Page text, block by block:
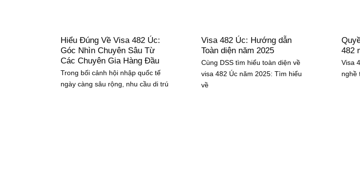
Hiểu Đúng Về Visa 482 Úc:
Góc Nhìn Chuyên Sâu Từ
Các Chuyên Gia Hàng Đầu
Trong bối cảnh hội nhập quốc tế
ngày càng sâu rộng, nhu cầu di trú
Visa 482 Úc: Hướng dẫn
Toàn diện năm 2025
Cùng DSS tìm hiểu toàn diện về
visa 482 Úc năm 2025: Tìm hiểu
về
482
Visa
nghề